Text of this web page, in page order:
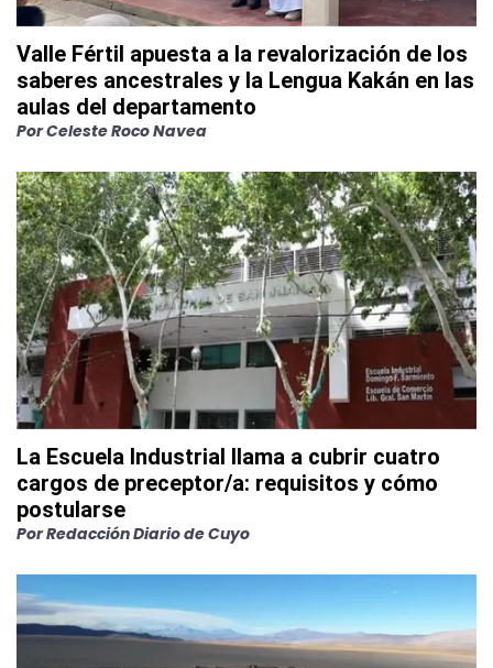
Valle Fértil apuesta a la revalorización de los
saberes ancestrales y la Lengua Kakán en las
aulas del departamento
PorCeleste Roco Navea
La Escuela Industrial llama a cubrir cuatro
cargos de preceptor/a: requisitos y cómo
postularse
PorRedacción Diario de Cuyo